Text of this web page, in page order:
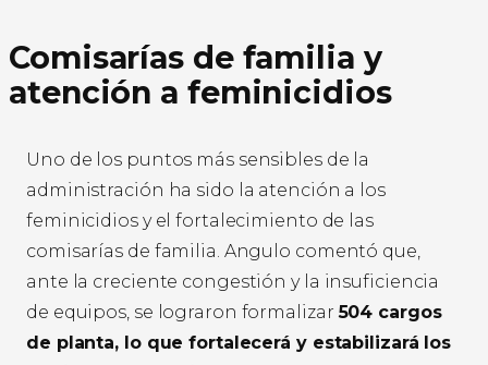
Comisarías de familia y
atención a feminicidios
Uno de los puntos más sensibles de la
administración ha sido la atención a los
feminicidios y el fortalecimiento de las
comisarías de familia. Angulo comentó que,
ante la creciente congestión y la insuficiencia
de equipos, se lograron formalizar504 cargos
de planta, lo que fortalecerá y estabilizará los